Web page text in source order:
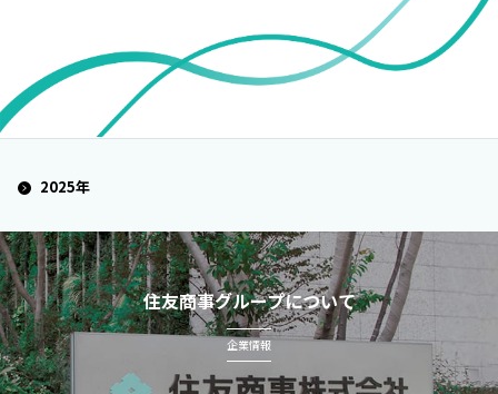
2025年
住友商事グループについて
企業情報